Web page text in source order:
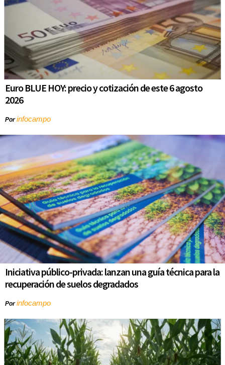
Euro BLUE HOY: precio y cotización de este 6 agosto
2026
Porinfocampo
Iniciativa público-privada: lanzan una guía técnica para la
recuperación de suelos degradados
Porinfocampo